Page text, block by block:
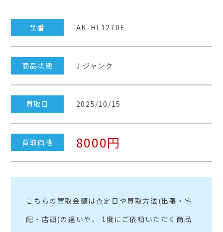
型番 AK-HL1270E
商品状態 J ジャンク
買取日 2025/10/15
買取価格 8000円
こちらの買取金額は査定日や買取方法(出張・宅
配・店頭)の違いや、 1度にご依頼いただく商品